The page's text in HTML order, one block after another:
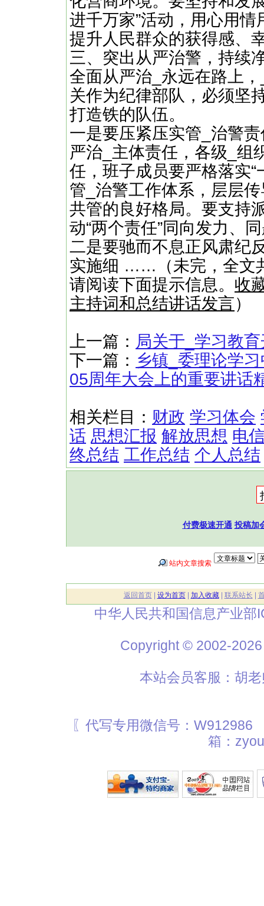
进千万家”活动，用心用
提升人民群众的获得感、
三、突出从严治警，持续
全面从严治_永远在路上
关作为纪律部队，必须坚
打造铁的队伍。
一是要压紧压实管_治警
严治_主体责任，各级_组
任，班子成员要严格落实
管_治警工作体系，层层
共管的良好格局。要支持
动“两个责任”同向发力、
二是要驰而不息正风肃纪
实施细 ……（未完，全文
请阅读下面提示信息。 收
主持词和总结讲话发言）
上一篇： 局关于_学习教
下一篇： 乡镇_委理论学
05周年大会上的重要讲话
相关栏目： 财政 学习体会
话 思想汇报 解放思想 电
终总结 工作总结 个人总结
付费极速开通 投稿加
站内文章搜索
返回首页| 设为首页| 加入收藏| 联系站长
中华人民共和国信息产业部
Copyright © 2002-
本站会员客服：胡
〖代写专用微信号：
箱：